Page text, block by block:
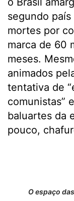
segundo
mortes por
marca de 60
meses.
animados
tentativa de
comunistas”
baluartes da
pouco,
O espaço